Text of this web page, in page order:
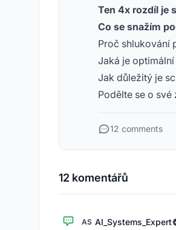
Ten 4x rozdíl je
Co se snažím
Proč shlukování
Jaká je
Jak důležitý je
Podělte se o
12 comments
12 komentářů
AS AI_Systems_Expert